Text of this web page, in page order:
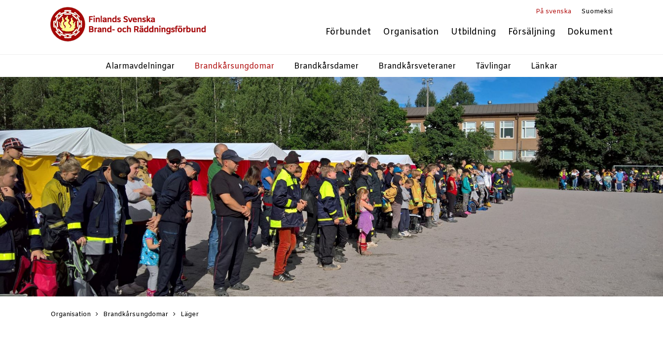
På svenska Suomeksi
Förbundet Organisation Utbildning Försäljning Dokument
Alarmavdelningar Brandkårsungdomar Brandkårsdamer Brandkårsveteraner Tävlingar Länkar
Organisation Brandkårsungdomar Läger